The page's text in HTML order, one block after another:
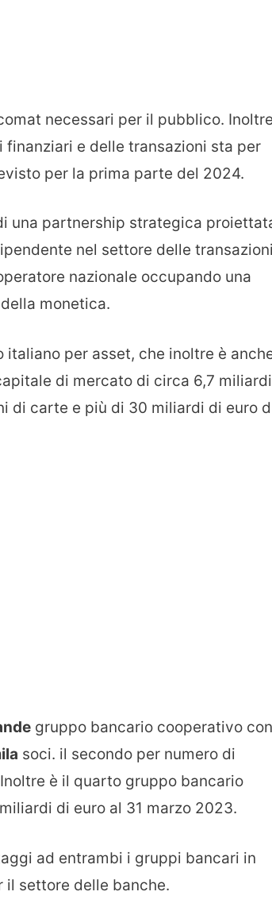
necessari per il pubblico.
e delle transazioni sta per
per la prima parte del 2024.
una partnership strategica
nel settore delle
nazionale occupando una
monetica.
per asset, che inoltre è
di mercato di circa 6,7 miliardi
di carte e più di 30 miliardi di euro
gruppo bancario cooperativo con
soci. il secondo per numero di
è il quarto gruppo bancario
di euro al 31 marzo 2023.
ad entrambi i gruppi bancari in
settore delle banche.